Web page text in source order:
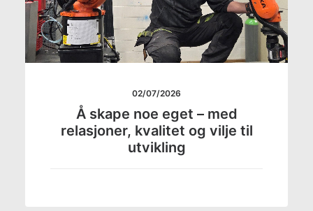
02/07/2026
Å skape noe eget – med
relasjoner, kvalitet og vilje til
utvikling